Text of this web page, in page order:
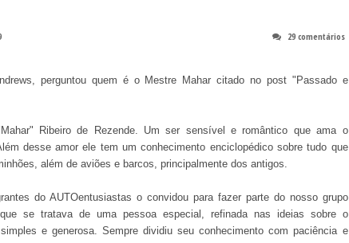
29 comentários
perguntou quem é o Mestre Mahar citado no post "Passado e
Ribeiro de Rezende. Um ser sensível e romântico que ama o
desse amor ele tem um conhecimento enciclopédico sobre tudo que
além de aviões e barcos, principalmente dos antigos.
do AUTOentusiastas o convidou para fazer parte do nosso grupo
se tratava de uma pessoa especial, refinada nas ideias sobre o
e generosa. Sempre dividiu seu conhecimento com paciência e